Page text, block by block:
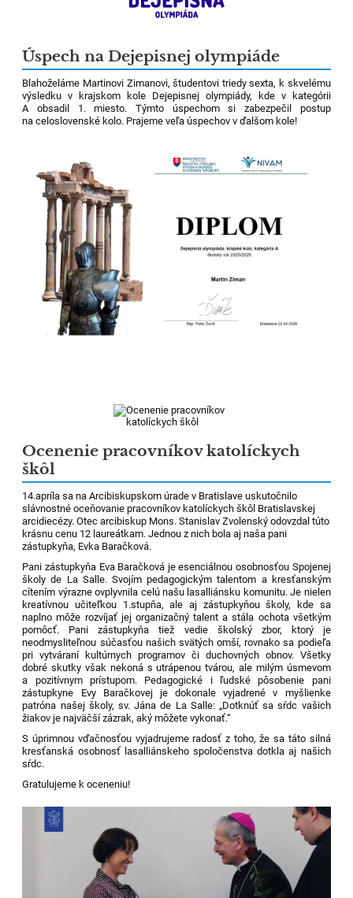
Úspech na Dejepisnej olympiáde
Blahoželáme Martinovi Zimanovi, študentovi triedy sexta, k skvelému
výsledku v krajskom kole Dejepisnej olympiády, kde v kategórii
A obsadil 1. miesto. Týmto úspechom si zabezpečil postup
na celoslovenské kolo. Prajeme veľa úspechov v ďalšom kole!
Ocenenie pracovníkov katolíckych
škôl
14.apríla sa na Arcibiskupskom úrade v Bratislave uskutočnilo
slávnostné oceňovanie pracovníkov katolíckych škôl Bratislavskej
arcidiecézy. Otec arcibiskup Mons. Stanislav Zvolenský odovzdal túto
krásnu cenu 12 laureátkam. Jednou z nich bola aj naša pani
zástupkyňa, Evka Baračková.
Pani zástupkyňa Eva Baračková je esenciálnou osobnosťou Spojenej
školy de La Salle. Svojím pedagogickým talentom a kresťanským
cítením výrazne ovplyvnila celú našu lasalliánsku komunitu. Je nielen
kreatívnou učiteľkou 1.stupňa, ale aj zástupkyňou školy, kde sa
naplno môže rozvíjať jej organizačný talent a stála ochota všetkým
pomôcť. Pani zástupkyňa tiež vedie školský zbor, ktorý je
neodmysliteľnou súčasťou našich svätých omší, rovnako sa podieľa
pri vytváraní kultúrnych programov či duchovných obnov. Všetky
dobré skutky však nekoná s utrápenou tvárou, ale milým úsmevom
a pozitívnym prístupom. Pedagogické i ľudské pôsobenie pani
zástupkyne Evy Baračkovej je dokonale vyjadrené v myšlienke
patróna našej školy, sv. Jána de La Salle: „Dotknúť sa sŕdc vašich
žiakov je najväčší zázrak, aký môžete vykonať.“
S úprimnou vďačnosťou vyjadrujeme radosť z toho, že sa táto silná
kresťanská osobnosť lasalliánskeho spoločenstva dotkla aj našich
sŕdc.
Gratulujeme k oceneniu!